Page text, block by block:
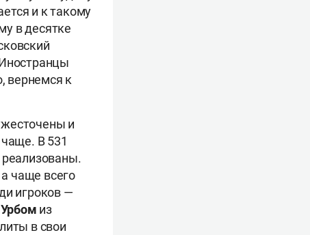
и к такому
в десятке
вернемся к
и
В 531
чаще всего
игроков —
из
в свои